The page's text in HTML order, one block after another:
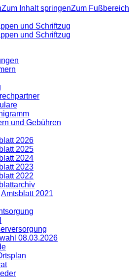
Zum Inhalt springenZum Fußbereich
und Gebühren
2026
2025
2024
2023
2022
Amtsblatt 2021
08.03.2026